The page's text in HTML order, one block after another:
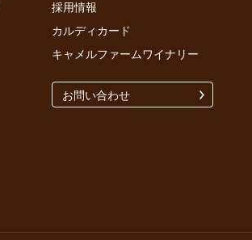
採用情報
カルディカード
キャメルファームワイナリー
お問い合わせ